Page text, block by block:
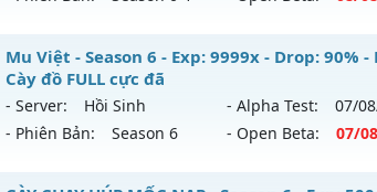
Thể loại: Mu Nguyên bản Webzen
Antihack: X-Team
Hà Nội - Dễ Chơi Giải Trí Miễn Phí
Mu mới ra tháng 08 2026 - Mở máy chủ
Exp: 20x - Drop: 30%
Mu Việt - Season 6 - Exp: 9999x - Drop: 90%
Cày đồ FULL cực đã
- Server: Hồi Sinh - Alpha Test: 07/08
- Phiên Bản:
Season 6 - Open Beta: 07/